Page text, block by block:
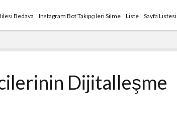
Bedava Instagram Bot Takipçileri Silme Liste Sayfa Listesi
Dijitalleşme